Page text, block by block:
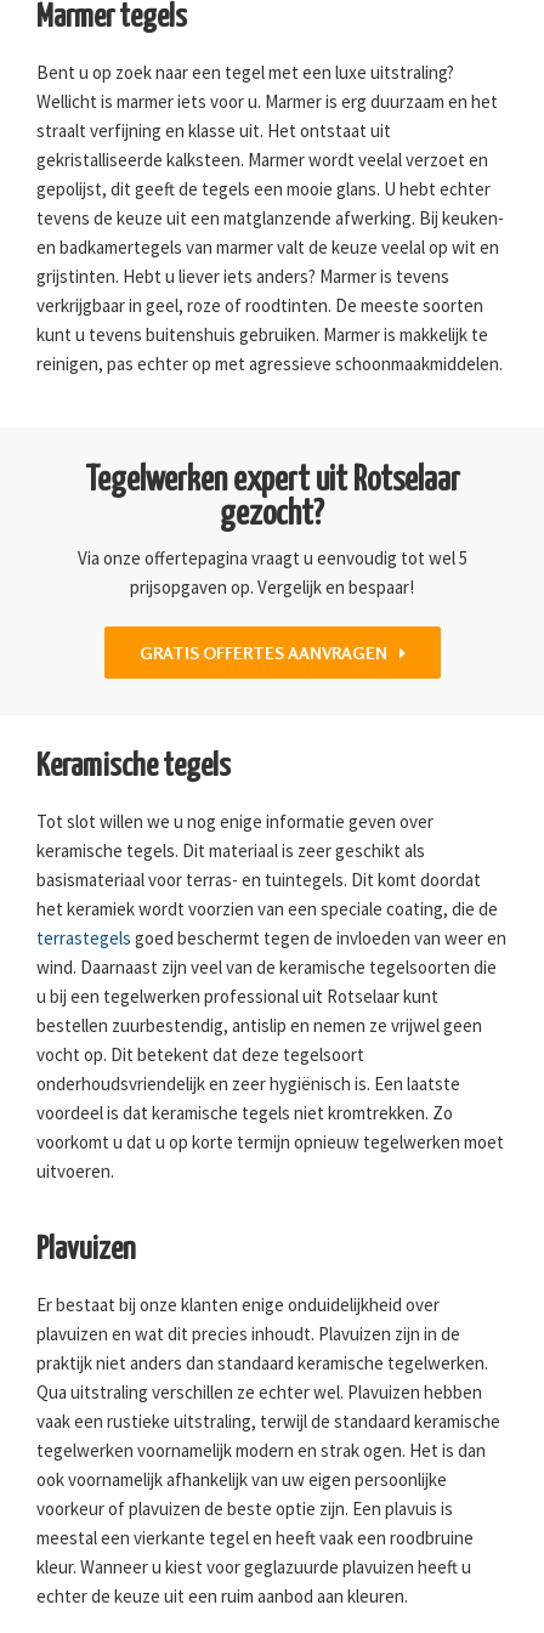
Marmer tegels
Bent u op zoek naar een tegel met een luxe uitstraling?
Wellicht is marmer iets voor u. Marmer is erg duurzaam en het
straalt verfijning en klasse uit. Het ontstaat uit
gekristalliseerde kalksteen. Marmer wordt veelal verzoet en
gepolijst, dit geeft de tegels een mooie glans. U hebt echter
tevens de keuze uit een matglanzende afwerking. Bij keuken-
en badkamertegels van marmer valt de keuze veelal op wit en
grijstinten. Hebt u liever iets anders? Marmer is tevens
verkrijgbaar in geel, roze of roodtinten. De meeste soorten
kunt u tevens buitenshuis gebruiken. Marmer is makkelijk te
reinigen, pas echter op met agressieve schoonmaakmiddelen.
Tegelwerken expert uit Rotselaar
gezocht?
Via onze offertepagina vraagt u eenvoudig tot wel 5
prijsopgaven op. Vergelijk en bespaar!
GRATIS OFFERTES AANVRAGEN
Keramische tegels
Tot slot willen we u nog enige informatie geven over
keramische tegels. Dit materiaal is zeer geschikt als
basismateriaal voor terras- en tuintegels. Dit komt doordat
het keramiek wordt voorzien van een speciale coating, die de
terrastegels goed beschermt tegen de invloeden van weer en
wind. Daarnaast zijn veel van de keramische tegelsoorten die
u bij een tegelwerken professional uit Rotselaar kunt
bestellen zuurbestendig, antislip en nemen ze vrijwel geen
vocht op. Dit betekent dat deze tegelsoort
onderhoudsvriendelijk en zeer hygiënisch is. Een laatste
voordeel is dat keramische tegels niet kromtrekken. Zo
voorkomt u dat u op korte termijn opnieuw tegelwerken moet
uitvoeren.
Plavuizen
Er bestaat bij onze klanten enige onduidelijkheid over
plavuizen en wat dit precies inhoudt. Plavuizen zijn in de
praktijk niet anders dan standaard keramische tegelwerken.
Qua uitstraling verschillen ze echter wel. Plavuizen hebben
vaak een rustieke uitstraling, terwijl de standaard keramische
tegelwerken voornamelijk modern en strak ogen. Het is dan
ook voornamelijk afhankelijk van uw eigen persoonlijke
voorkeur of plavuizen de beste optie zijn. Een plavuis is
meestal een vierkante tegel en heeft vaak een roodbruine
kleur. Wanneer u kiest voor geglazuurde plavuizen heeft u
echter de keuze uit een ruim aanbod aan kleuren.